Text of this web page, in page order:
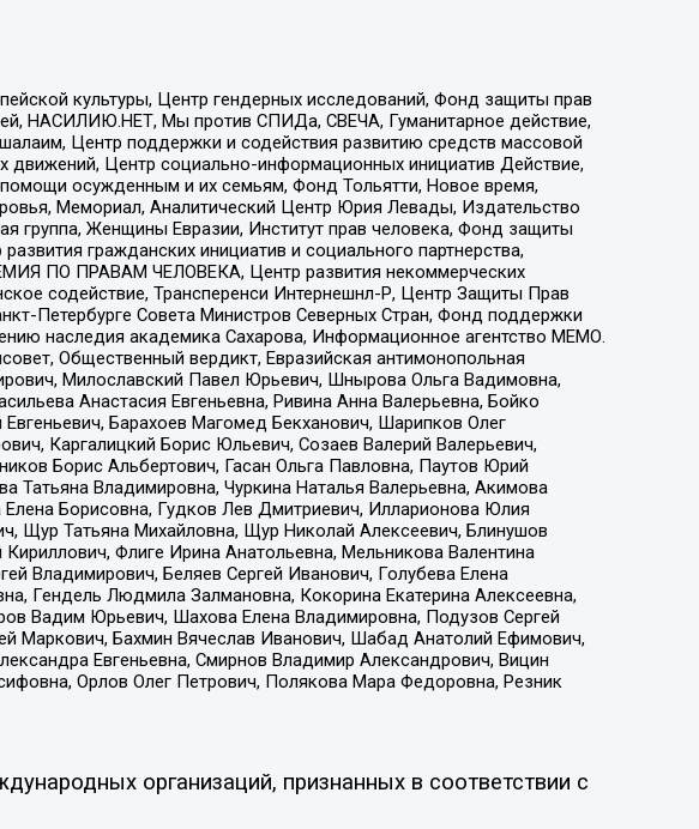
культуры, Центр гендерных исследований, Фонд защиты прав
НАСИЛИЮ.НЕТ, Мы против СПИДа, СВЕЧА, Гуманитарное действие,
Центр поддержки и содействия развитию средств массовой
движений, Центр социально-информационных инициатив Действие,
осужденным и их семьям, Фонд Тольятти, Новое время,
Мемориал, Аналитический Центр Юрия Левады, Издательство
группа, Женщины Евразии, Институт прав человека, Фонд защиты
гражданских инициатив и социального партнерства,
ПО ПРАВАМ ЧЕЛОВЕКА, Центр развития некоммерческих
содействие, Трансперенси Интернешнл-Р, Центр Защиты Прав
Петербурге Совета Министров Северных Стран, Фонд поддержки
наследия академика Сахарова, Информационное агентство МЕМО.
Общественный вердикт, Евразийская антимонопольная
Милославский Павел Юрьевич, Шнырова Ольга Вадимовна,
Анастасия Евгеньевна, Ривина Анна Валерьевна, Бойко
Барахоев Магомед Бекханович, Шарипков Олег
Каргалицкий Борис Юльевич, Созаев Валерий Валерьевич,
Борис Альбертович, Гасан Ольга Павловна, Паутов Юрий
Татьяна Владимировна, Чуркина Наталья Валерьевна, Акимова
Борисовна, Гудков Лев Дмитриевич, Илларионова Юлия
Щур Татьяна Михайловна, Щур Николай Алексеевич, Блинушов
Флиге Ирина Анатольевна, Мельникова Валентина
Владимирович, Беляев Сергей Иванович, Голубева Елена
Гендель Людмила Залмановна, Кокорина Екатерина Алексеевна,
Вадим Юрьевич, Шахова Елена Владимировна, Подузов Сергей
Маркович, Бахмин Вячеслав Иванович, Шабад Анатолий Ефимович,
Евгеньевна, Смирнов Владимир Александрович, Вицин
Орлов Олег Петрович, Полякова Мара Федоровна, Резник
организаций, признанных в соответствии с